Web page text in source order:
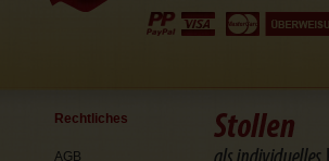
Rechtliches
AGB